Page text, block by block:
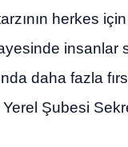
herkes
insanlar
daha fazla
Şubesi